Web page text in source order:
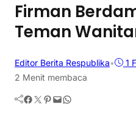
Firman
Teman
Editor Berita Respublika• 1
2 Menit membaca
Facebook Twitter Pinterest Mail WhatsApp